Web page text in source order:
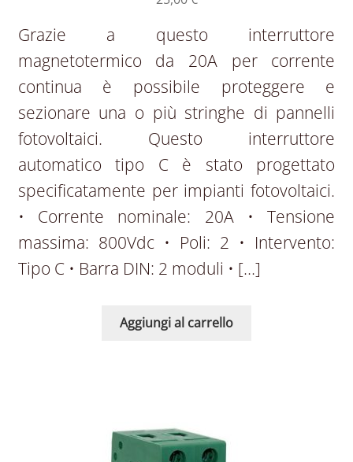
Grazie a questo interruttore
magnetotermico da 20A per corrente
continua è possibile proteggere e
sezionare una o più stringhe di pannelli
fotovoltaici. Questo interruttore
automatico tipo C è stato progettato
specificatamente per impianti fotovoltaici.
• Corrente nominale: 20A • Tensione
massima: 800Vdc • Poli: 2 • Intervento:
Tipo C • Barra DIN: 2 moduli • […]
Aggiungi al carrello